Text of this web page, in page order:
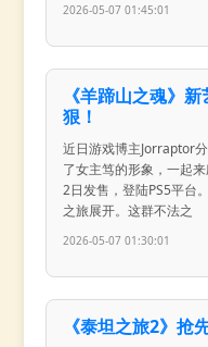
2026-05-07 01:45:01
《羊蹄山之魂》
狠！
近日游戏博主Jorraptor
了女主笃的形象，一起
2日发售，登陆PS5平台
之旅展开。这群不法之
2026-05-07 01:30:01
《泰坦之旅2》抢